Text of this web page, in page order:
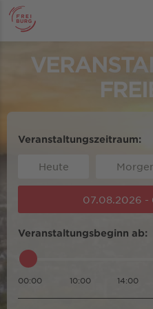
Veranstaltungszeitraum:
Heute
07.08.2026
Veranstaltungsbeginn ab:
00:00 10:00 14:00